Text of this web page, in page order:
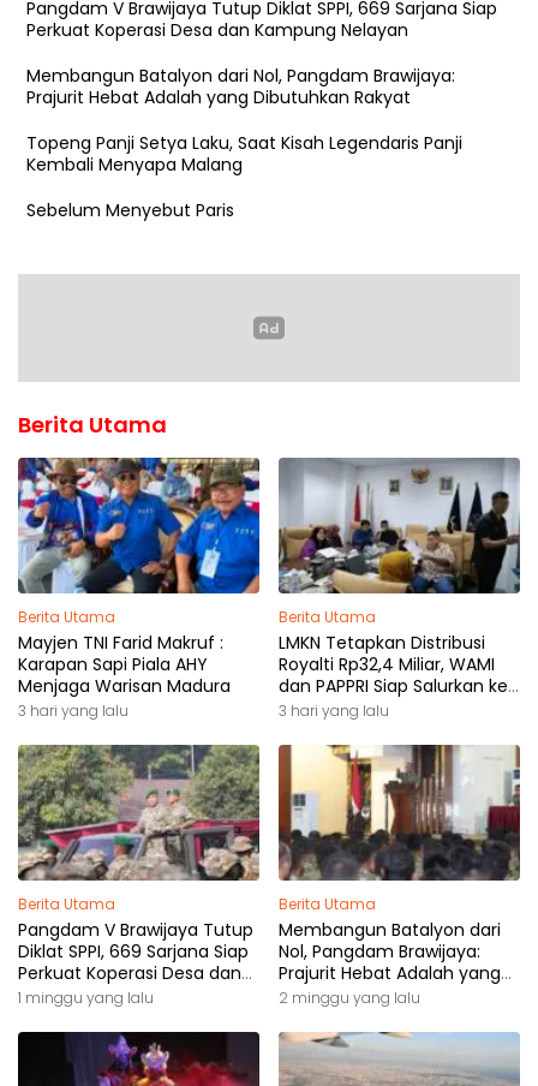
Pangdam V Brawijaya Tutup Diklat SPPI, 669 Sarjana Siap
Perkuat Koperasi Desa dan Kampung Nelayan
Membangun Batalyon dari Nol, Pangdam Brawijaya:
Prajurit Hebat Adalah yang Dibutuhkan Rakyat
Topeng Panji Setya Laku, Saat Kisah Legendaris Panji
Kembali Menyapa Malang
Sebelum Menyebut Paris
Berita Utama
Berita Utama
Mayjen TNI Farid Makruf :
Karapan Sapi Piala AHY
Menjaga Warisan Madura
3 hari yang lalu
Berita Utama
LMKN Tetapkan Distribusi
Royalti Rp32,4 Miliar, WAMI
dan PAPPRI Siap Salurkan ke
Pemilik Hak
3 hari yang lalu
Berita Utama
Pangdam V Brawijaya Tutup
Diklat SPPI, 669 Sarjana Siap
Perkuat Koperasi Desa dan
Kampung Nelayan
1 minggu yang lalu
Berita Utama
Membangun Batalyon dari
Nol, Pangdam Brawijaya:
Prajurit Hebat Adalah yang
Dibutuhkan Rakyat
2 minggu yang lalu